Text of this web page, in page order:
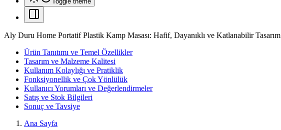
Aly Duru Home Portatif Plastik Kamp Masası: Hafif, Dayanıklı ve Katlanabilir Tasarım
Ürün Tanıtımı ve Temel Özellikler
Tasarım ve Malzeme Kalitesi
Kullanım Kolaylığı ve Pratiklik
Fonksiyonellik ve Çok Yönlülük
Kullanıcı Yorumları ve Değerlendirmeler
Satış ve Stok Bilgileri
Sonuç ve Tavsiye
Ana Sayfa